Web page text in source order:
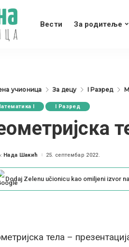
Вести За родитеље
учионица За децу I Разред
I I Разред
Нада Шакић 25. септембар 2022.
Dodaj Zelenu učionicu kao omiljeni izvor
тела –